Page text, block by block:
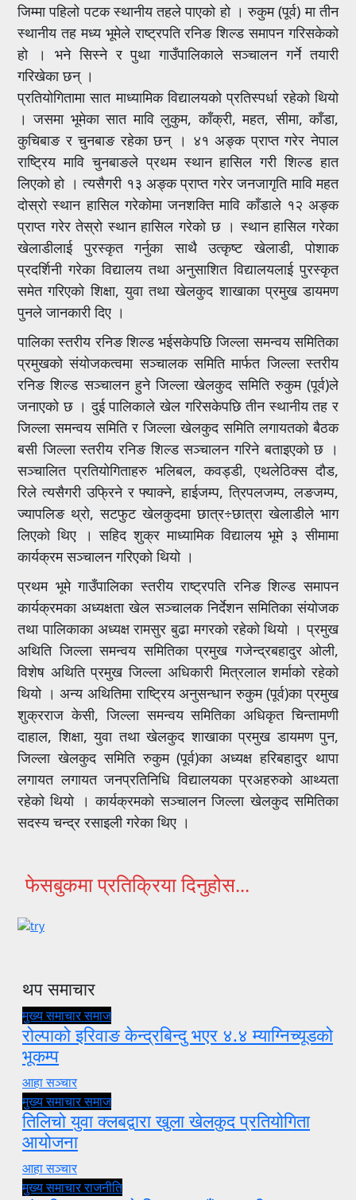
जिम्मा पहिलो पटक स्थानीय तहले पाएको हो । रुकुम (पूर्व) मा तीन
स्थानीय तह मध्य भूमेले राष्ट्रपति रनिङ शिल्ड समापन गरिसकेको
हो । भने सिस्ने र पुथा गाउँपालिकाले सञ्चालन गर्ने तयारी
गरिखेका छन् ।
प्रतियोगितामा सात माध्यामिक विद्यालयको प्रतिस्पर्धा रहेको थियो
। जसमा भूमेका सात मावि लुकुम, काँक्री, महत, सीमा, काँडा,
कुचिबाङ र चुनबाङ रहेका छन् । ४१ अङ्क प्राप्त गरेर नेपाल
राष्ट्रिय मावि चुनबाङले प्रथम स्थान हासिल गरी शिल्ड हात
लिएको हो । त्यसैगरी १३ अङ्क प्राप्त गरेर जनजागृति मावि महत
दोस्रो स्थान हासिल गरेकोमा जनशक्ति मावि काँडाले १२ अङ्क
प्राप्त गरेर तेस्रो स्थान हासिल गरेको छ । स्थान हासिल गरेका
खेलाडीलाई पुरस्कृत गर्नुका साथै उत्कृष्ट खेलाडी, पोशाक
प्रदर्शिनी गरेका विद्यालय तथा अनुसाशित विद्यालयलाई पुरस्कृत
समेत गरिएको शिक्षा, युवा तथा खेलकुद शाखाका प्रमुख डायमण
पुनले जानकारी दिए ।
पालिका स्तरीय रनिङ शिल्ड भईसकेपछि जिल्ला समन्वय समितिका
प्रमुखको संयोजकत्वमा सञ्चालक समिति मार्फत जिल्ला स्तरीय
रनिङ शिल्ड सञ्चालन हुने जिल्ला खेलकुद समिति रुकुम (पूर्व)ले
जनाएको छ । दुई पालिकाले खेल गरिसकेपछि तीन स्थानीय तह र
जिल्ला समन्वय समिति र जिल्ला खेलकुद समिति लगायतको बैठक
बसी जिल्ला स्तरीय रनिङ शिल्ड सञ्चालन गरिने बताइएको छ ।
सञ्चालित प्रतियोगिताहरु भलिबल, कवड्डी, एथलेठिक्स दौड,
रिले त्यसैगरी उफ्रिने र फ्याक्ने, हाईजम्प, त्रिपलजम्प, लङजम्प,
ज्यापलिङ थ्रो, सटफुट खेलकुदमा छात्र÷छात्रा खेलाडीले भाग
लिएको थिए । सहिद शुक्र माध्यामिक विद्यालय भूमे ३ सीमामा
कार्यक्रम सञ्चालन गरिएको थियो ।
प्रथम भूमे गाउँपालिका स्तरीय राष्ट्रपति रनिङ शिल्ड समापन
कार्यक्रमका अध्यक्षता खेल सञ्चालक निर्देशन समितिका संयोजक
तथा पालिकाका अध्यक्ष रामसुर बुढा मगरको रहेको थियो । प्रमुख
अथिति जिल्ला समन्वय समितिका प्रमुख गजेन्द्रबहादुर ओली,
विशेष अथिति प्रमुख जिल्ला अधिकारी मित्रलाल शर्माको रहेको
थियो । अन्य अथितिमा राष्ट्रिय अनुसन्धान रुकुम (पूर्व)का प्रमुख
शुक्रराज केसी, जिल्ला समन्वय समितिका अधिकृत चिन्तामणी
दाहाल, शिक्षा, युवा तथा खेलकुद शाखाका प्रमुख डायमण पुन,
जिल्ला खेलकुद समिति रुकुम (पूर्व)का अध्यक्ष हरिबहादुर थापा
लगायत लगायत जनप्रतिनिधि विद्यालयका प्रअहरुको आथ्यता
रहेको थियो । कार्यक्रमको सञ्चालन जिल्ला खेलकुद समितिका
सदस्य चन्द्र रसाइली गरेका थिए ।
फेसबुकमा प्रतिक्रिया दिनुहोस...
थप समाचार
मुख्य समाचारसमाज
रोल्पाको इरिवाङ केन्द्रबिन्दु भएर ४.४ म्याग्निच्यूडको
भूकम्प
आहा सञ्चार
मुख्य समाचारसमाज
तिलिचो युवा क्लबद्वारा खुला खेलकुद प्रतियोगिता
आयोजना
आहा सञ्चार
मुख्य समाचारराजनीति